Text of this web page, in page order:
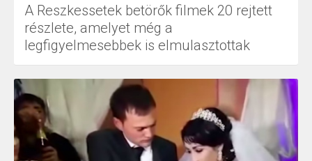
A Reszkessetek betörők filmek 20 rejtett
részlete, amelyet még a
legfigyelmesebbek is elmulasztottak